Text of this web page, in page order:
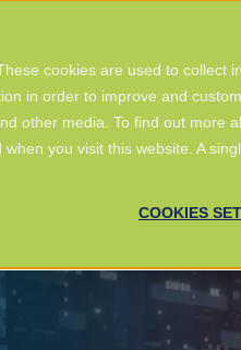
cookies are used to collect
in order to improve and
other media. To find out more
you visit this website. A
COOKIES